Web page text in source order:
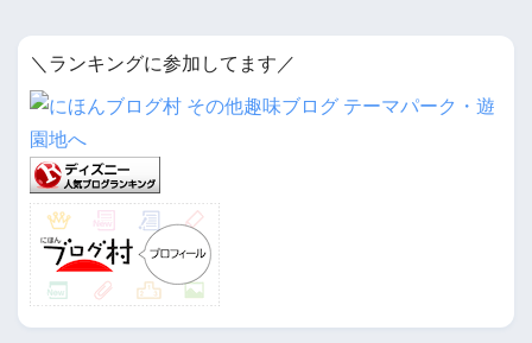
＼ランキングに参加してます／